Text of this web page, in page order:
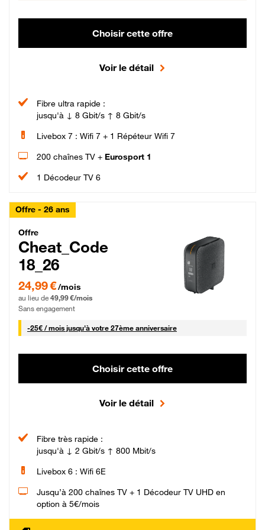
Choisir cette offre
Voir le détail
Fibre ultra rapide :
jusqu'à ↓ 8 Gbit/s ↑ 8 Gbit/s
Livebox 7 : Wifi 7 + 1 Répéteur Wifi 7
200 chaînes TV + Eurosport 1
1 Décodeur TV 6
Offre - 26 ans
Cheat_Code Fibre_18_26
Offre
Cheat_Code
18_26
24,99 € par mois pendant 0 mois puis 49,99 € par mois, Sans engagement
24,99 €/mois
au lieu de 49,99 €/mois
Sans engagement
-25€ / mois25 € par mois
jusqu'à votre 27ème anniversaire
Choisir cette offre
Voir le détail
Fibre très rapide :
jusqu'à ↓ 2 Gbit/s ↑ 800 Mbit/s
Livebox 6 : Wifi 6E
Jusqu’à 200 chaînes TV + 1 Décodeur TV UHD en
option à 5€/mois